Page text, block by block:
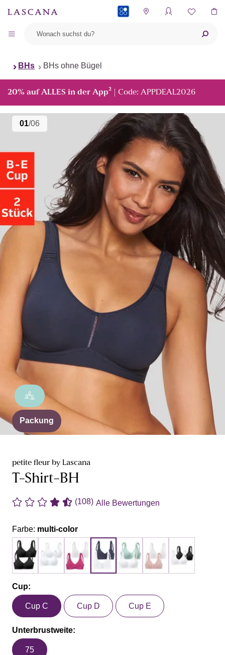
BHs BHs ohne Bügel
20% auf ALLES in der App² | Code: APPDEAL2026
01/06
Packung
petite fleur by Lascana
T-Shirt-BH
(108) Alle Bewertungen
Farbe: multi-color
Cup:
Cup C Cup D Cup E
Unterbrustweite:
75